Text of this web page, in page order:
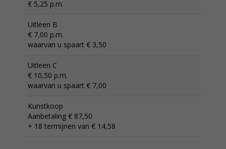
€ 5,25 p.m.
Uitleen B
€ 7,00 p.m.
waarvan u spaart € 3,50
Uitleen C
€ 10,50 p.m.
waarvan u spaart € 7,00
Kunstkoop
Aanbetaling € 87,50
+ 18 termijnen van € 14,58